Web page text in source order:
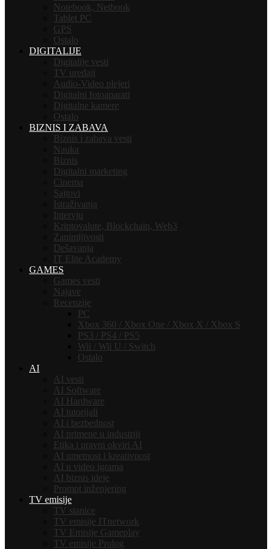
Notebook, Netbook
Tablet PC
GPS
Ostalo
DIGITALIJE
Digitalije vesti
TV uređaji
Audio-Video plejeri
Digitalni fotoaparati
Digitalne kamere
Ostalo
BIZNIS I ZABAVA
Biznis i zabava vesti
Nauka
Biznis
Digitalni marketing
Cinema
Sajtovi
Istraživanja
Intervju
Kriptovalute, Blockchain, Web3
Zanimljivosti
Dešavanja
IT Elite Academy
GAMES
Games vesti
Najave
Recenzije
PC
Xbox 360 / Xbox One / Xbox X / Xbox S
PS3 / PS4 / PS5
Wii / Wii U / Switch
Ostalo
AI
AI vesti
AI Software
AI Hardware
AI tutorijali
AI i bezbednost
AI primene u industriji
Etika i pravni okviri AI
AI umetnost i kreativnost
AI u video igrama
AI biznis ideje
Prompt inženjering
TV emisije
TV stanice
TV emisije ITnetwork
TV Emisije Gameplay
TV emisije Prolog